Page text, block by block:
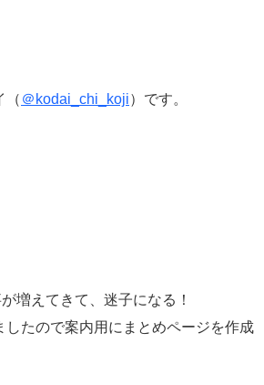
（ ＠kodai_chi_koji）です。
増えてきて、迷子になる！
したので案内用にまとめページを作成